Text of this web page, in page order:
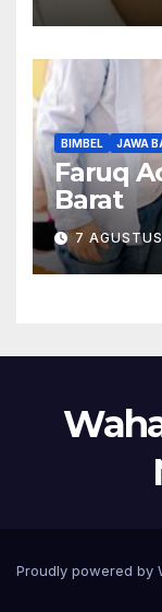
BIMBEL JAWA
Faruq
Barat
7
Proudly powered by